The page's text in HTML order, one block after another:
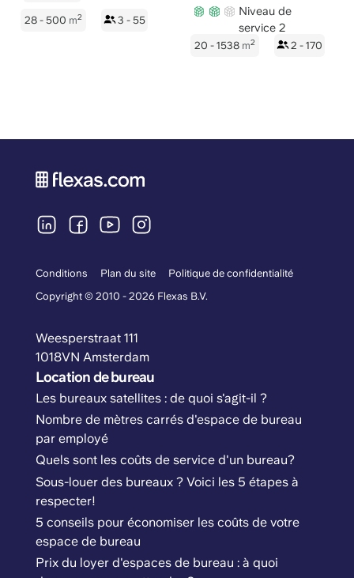
28 - 500 m2 3 - 55
Niveau de
service 2
20 - 1538 m2 2 - 170
Conditions Plan du site
Politique de confidentialité
Copyright © 2010 - 2026 Flexas B.V.
Weesperstraat 111
1018VN Amsterdam
Location de bureau
Les bureaux satellites : de quoi s'agit-il ?
Nombre de mètres carrés d'espace de bureau
par employé
Quels sont les coûts de service d'un bureau?
Sous-louer des bureaux ? Voici les 5 étapes à
respecter!
5 conseils pour économiser les coûts de votre
espace de bureau
Prix du loyer d'espaces de bureau : à quoi